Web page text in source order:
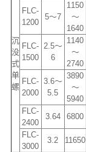
沉
没
式
单
螺
FLC-
1200
5～7
1150
～
1640
FLC-
1500
2.5～
6
1140
～
2740
FLC-
2000
3.6～
5.5
3890
～
5940
FLC-
2400
3.64 6800
FLC-
3000
3.2 11650